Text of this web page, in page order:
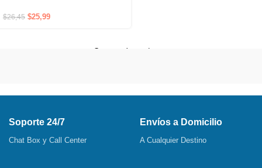
$26,45 $25,99
Cargar más productos
Soporte 24/7
Chat Box y Call Center
Envíos a Domicilio
A Cualquier Destino